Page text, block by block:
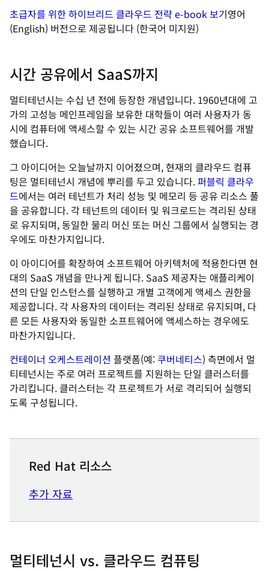
초급자를 위한 하이브리드 클라우드 전략 e-book 보기영어
(English) 버전으로 제공됩니다 (한국어 미지원)
시간 공유에서 SaaS까지
멀티테넌시는 수십 년 전에 등장한 개념입니다. 1960년대에 고
가의 고성능 메인프레임을 보유한 대학들이 여러 사용자가 동
시에 컴퓨터에 액세스할 수 있는 시간 공유 소프트웨어를 개발
했습니다.
그 아이디어는 오늘날까지 이어졌으며, 현재의 클라우드 컴퓨
팅은 멀티테넌시 개념에 뿌리를 두고 있습니다.퍼블릭 클라우
드에서는 여러 테넌트가 처리 성능 및 메모리 등 공유 리소스 풀
을 공유합니다. 각 테넌트의 데이터 및 워크로드는 격리된 상태
로 유지되며, 동일한 물리 머신 또는 머신 그룹에서 실행되는 경
우에도 마찬가지입니다.
이 아이디어를 확장하여 소프트웨어 아키텍처에 적용한다면 현
대의 SaaS 개념을 만나게 됩니다. SaaS 제공자는 애플리케이
션의 단일 인스턴스를 실행하고 개별 고객에게 액세스 권한을
제공합니다. 각 사용자의 데이터는 격리된 상태로 유지되며, 다
른 모든 사용자와 동일한 소프트웨어에 액세스하는 경우에도
마찬가지입니다.
컨테이너 오케스트레이션 플랫폼(예:쿠버네티스) 측면에서 멀
티테넌시는 주로 여러 프로젝트를 지원하는 단일 클러스터를
가리킵니다. 클러스터는 각 프로젝트가 서로 격리되어 실행되
도록 구성됩니다.
Red Hat 리소스
추가 자료
멀티테넌시 vs. 클라우드 컴퓨팅